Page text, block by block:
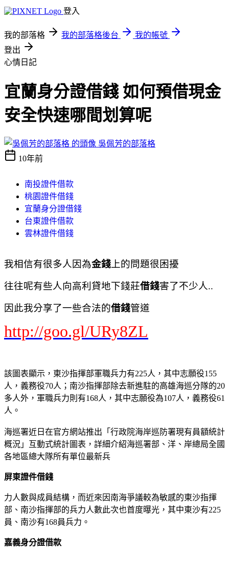
登入
我的部落格 我的部落格後台
我的帳號
登出
心情日記
宜蘭身分證借錢 如何預借現金
安全快速哪間划算呢
吳佩芳的部落格
10年前
南投證件借款
桃園證件借錢
宜蘭身分證借錢
台東證件借款
雲林證件借錢
我相信有很多人因為金錢 上的問題很困擾
往往呢有些人向高利貸地下錢莊借錢害了不少人..
因此我分享了一些合法的借錢管道
http://goo.gl/URy8ZL
該圖表顯示，東沙指揮部軍職兵力有225人，其中志願役155
人，義務役70人；南沙指揮部除去新進駐的高雄海巡分隊的20
多人外，軍職兵力則有168人，其中志願役為107人，義務役61
人。
海巡署近日在官方網站推出「行政院海岸巡防署現有員額統計
概況」互動式統計圖表，詳細介紹海巡署部、洋、岸總局全國
各地區總大隊所有單位最新兵
屏東證件借錢
力人數與成員結構，而近來因南海爭議較為敏感的東沙指揮
部、南沙指揮部的兵力人數此次也首度曝光，其中東沙有225
員、南沙有168員兵力。
嘉義身分證借款